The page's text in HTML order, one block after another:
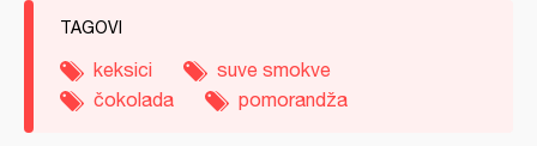
TAGOVI
keksici
suve smokve
čokolada
pomorandža